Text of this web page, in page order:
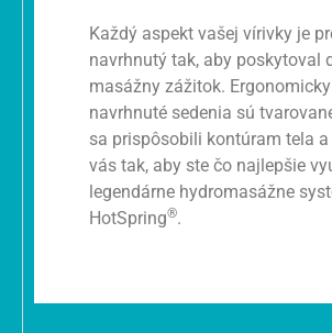
Každý aspekt vašej vírivky je
navrhnutý tak, aby poskytoval
masážny zážitok. Ergonomicky
navrhnuté sedenia sú
sa prispôsobili kontúram tela
vás tak, aby ste čo najlepšie
legendárne hydromasážne
HotSpring®.